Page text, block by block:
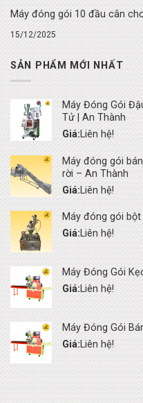
Máy đóng gói 10 đầu cân
15/12/2025
SẢN PHẨM MỚI NHẤT
Máy Đóng Gói
Tử | An Thành
Giá:Liên hệ!
Máy đóng gói
rời – An Thành
Giá:Liên hệ!
Máy đóng gói
Giá:Liên hệ!
Máy Đóng Gói
Giá:Liên hệ!
Máy Đóng Gói
Giá:Liên hệ!